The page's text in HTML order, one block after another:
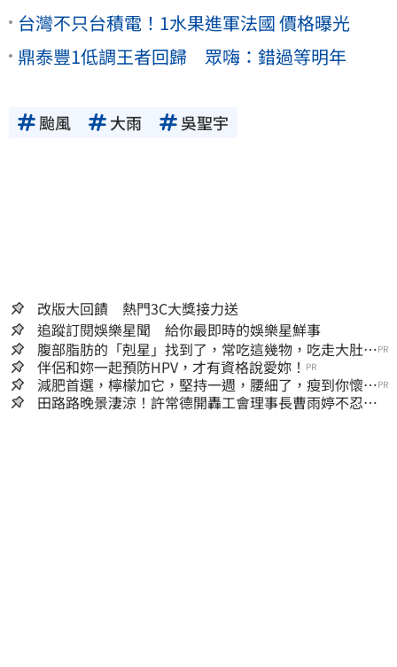
台灣不只台積電！1水果進軍法國 價格曝光
鼎泰豐1低調王者回歸 眾嗨：錯過等明年
颱風 大雨 吳聖宇
改版大回饋 熱門3C大獎接力送
追蹤訂閱娛樂星聞 給你最即時的娛樂星鮮事
腹部脂肪的「剋星」找到了，常吃這幾物，吃走大肚
囊，瘦出小蠻腰
PR
伴侶和妳一起預防HPV，才有資格說愛妳！ PR
減肥首選，檸檬加它，堅持一週，腰細了，瘦到你懷疑
人生
PR
田路路晚景淒涼！許常德開轟工會理事長曹雨婷不忍